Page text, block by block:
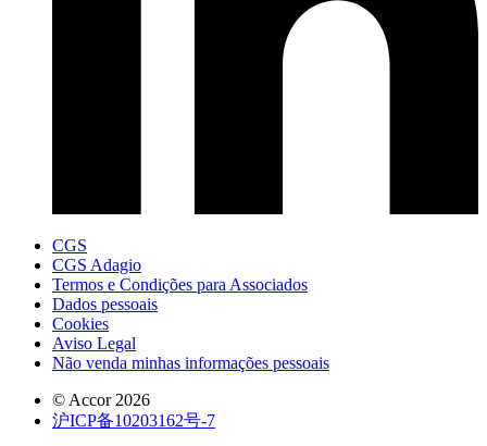
CGS
CGS Adagio
Termos e Condições para Associados
Dados pessoais
Cookies
Aviso Legal
Não venda minhas informações pessoais
© Accor 2026
沪ICP备10203162号-7